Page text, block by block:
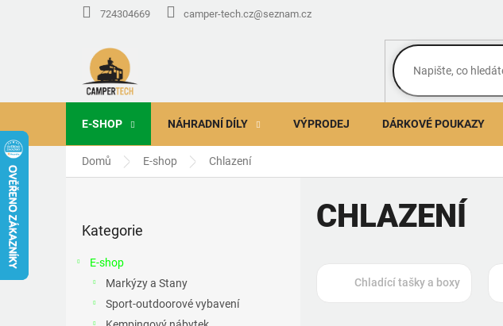
724304669 camper-tech.cz@seznam.cz
E-SHOP NÁHRADNÍ DÍLY VÝPRODEJ DÁRKOVÉ POUKAZY
Domů E-shop Chlazení
kategorie
Kategorie
E-shop
Markýzy a Stany
Sport-outdoorové vybavení
CHLAZENÍ
Chladící tašky a boxy